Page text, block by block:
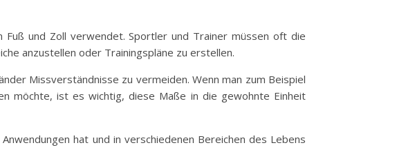
und Zoll verwendet. Sportler und Trainer müssen oft die
anzustellen oder Trainingspläne zu erstellen.
Missverständnisse zu vermeiden. Wenn man zum Beispiel
möchte, ist es wichtig, diese Maße in die gewohnte Einheit
hat und in verschiedenen Bereichen des Lebens